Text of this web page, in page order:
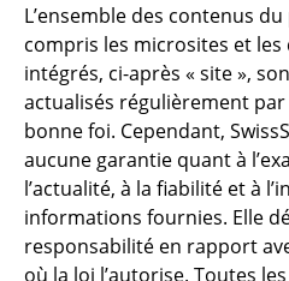
L’ensemble des contenus
compris les microsites et
intégrés, ci-après « site »,
actualisés régulièrement par
bonne foi. Cependant,
aucune garantie quant à
l’actualité, à la fiabilité et à
informations fournies. Elle
responsabilité en rapport
où la loi l’autorise. Toutes